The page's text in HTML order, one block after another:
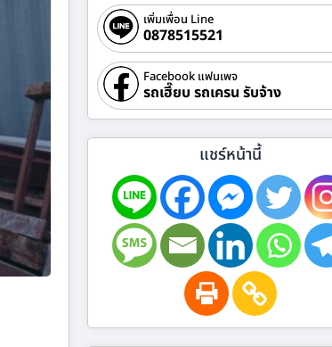
เพิ่มเพื่อน Line
0878515521
Facebook แฟนเพจ
รถเฮี๊ยบ รถเครน รับจ้าง
แชร์หน้านี้